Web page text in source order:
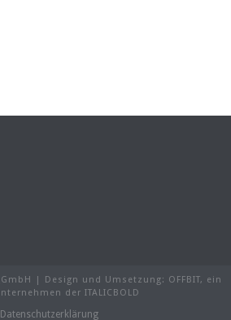
| Design und Umsetzung: OFFBIT, ein
der ITALICBOLD
Datenschutzerklärung